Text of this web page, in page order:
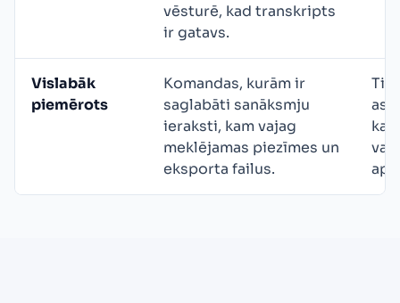
vēsturē, kad transkripts
ir gatavs.
Vislabāk
piemērots
Komandas, kurām ir
saglabāti sanāksmju
ieraksti, kam vajag
meklējamas piezīmes un
eksporta failus.